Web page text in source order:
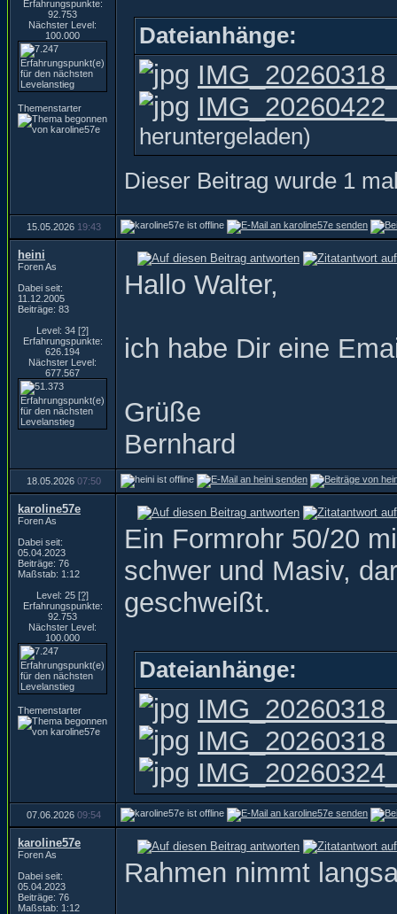
Erfahrungspunkte:
92.753
Nächster Level:
100.000
Themenstarter
Dateianhänge:
heruntergeladen)
Dieser Beitrag wurde 1
15.05.2026 19:43
heini
Foren As
Dabei seit:
11.12.2005
Beiträge: 83
Level: 34 [?]
Erfahrungspunkte:
626.194
Nächster Level:
677.567
Hallo Walter,
ich habe Dir eine
Grüße
Bernhard
18.05.2026 07:50
karoline57e
Foren As
Dabei seit:
05.04.2023
Beiträge: 76
Maßstab: 1:12
Level: 25 [?]
Erfahrungspunkte:
92.753
Nächster Level:
100.000
Themenstarter
Ein Formrohr 50/20
schwer und Masiv,
geschweißt.
Dateianhänge:
07.06.2026 09:54
karoline57e
Foren As
Dabei seit:
05.04.2023
Beiträge: 76
Maßstab: 1:12
Rahmen nimmt